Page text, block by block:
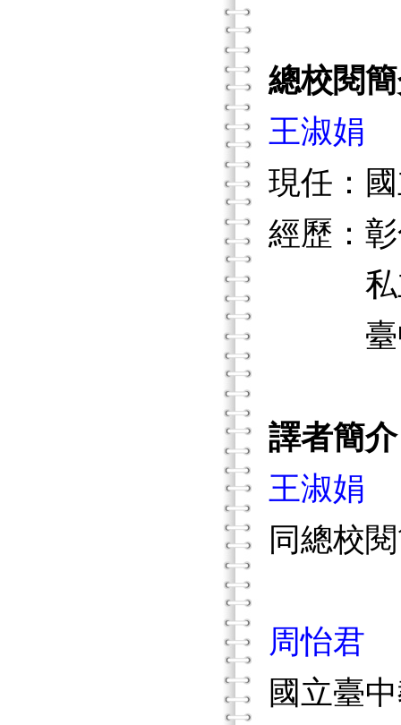
總校閱
王淑娟
現任：
經歷：
私立
臺中
譯者簡介
王淑娟
同總校
周怡君
國立臺